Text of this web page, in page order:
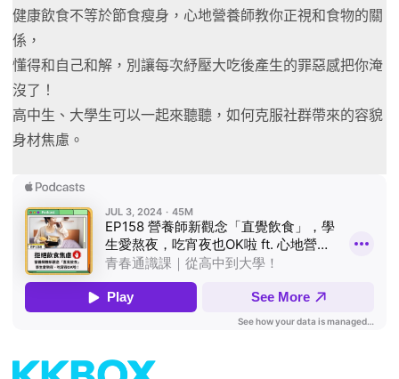
健康飲食不等於節食瘦身，心地營養師教你正視和食物的關
係，
懂得和自己和解，別讓每次紓壓大吃後產生的罪惡感把你淹
沒了！
高中生、大學生可以一起來聽聽，如何克服社群帶來的容貌
身材焦慮。